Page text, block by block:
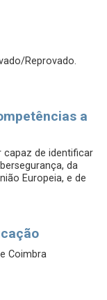
Reprovado.
a
capaz de identificar
da
Europeia, e de
Coimbra